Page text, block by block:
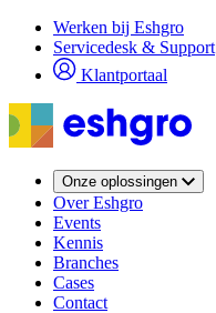
Overslaan
inhoud
gaan
Werken bij Eshgro
Servicedesk & Support
Klantportaal
Onze oplossingen
Over Eshgro
Events
Kennis
Branches
Cases
Contact